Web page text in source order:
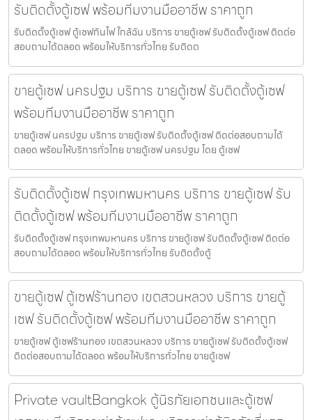
รับติดตั้งตู้เซฟ พร้อมทีมงานมืออาชีพ ราคาถูก
รับติดตั้งตู้เซฟ ตู้เซฟกันไฟ ใกล้ฉัน บริการ ขายตู้เซฟ รับติดตั้งตู้เซฟ ติดต่อ
สอบถามได้ตลอด พร้อมให้บริการทั่วไทย รับติดต
ขายตู้เซฟ นครปฐม บริการ ขายตู้เซฟ รับติดตั้งตู้เซฟ
พร้อมทีมงานมืออาชีพ ราคาถูก
ขายตู้เซฟ นครปฐม บริการ ขายตู้เซฟ รับติดตั้งตู้เซฟ ติดต่อสอบถามได้
ตลอด พร้อมให้บริการทั่วไทย ขายตู้เซฟ นครปฐม โดย ตู้เซฟ
รับติดตั้งตู้เซฟ กรุงเทพมหานคร บริการ ขายตู้เซฟ รับ
ติดตั้งตู้เซฟ พร้อมทีมงานมืออาชีพ ราคาถูก
รับติดตั้งตู้เซฟ กรุงเทพมหานคร บริการ ขายตู้เซฟ รับติดตั้งตู้เซฟ ติดต่อ
สอบถามได้ตลอด พร้อมให้บริการทั่วไทย รับติดตั้งตู้
ขายตู้เซฟ ตู้เซฟร้านทอง เขตสวนหลวง บริการ ขายตู้
เซฟ รับติดตั้งตู้เซฟ พร้อมทีมงานมืออาชีพ ราคาถูก
ขายตู้เซฟ ตู้เซฟร้านทอง เขตสวนหลวง บริการ ขายตู้เซฟ รับติดตั้งตู้เซฟ
ติดต่อสอบถามได้ตลอด พร้อมให้บริการทั่วไทย ขายตู้เซฟ
Private vaultBangkok ตู้นิรภัยเอกชนและตู้เซฟ